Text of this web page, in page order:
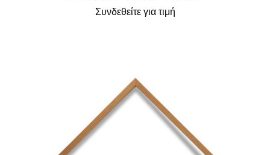
Συνδεθείτε για τιμή